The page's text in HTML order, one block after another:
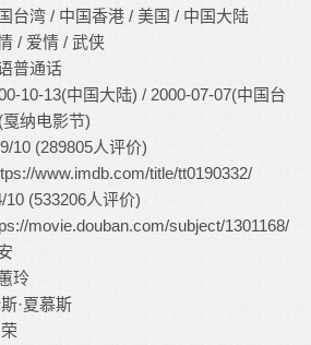
/ 中国香港 / 美国 / 中国大陆
情 / 武侠
通话
10-13(中国大陆) / 2000-07-07(中国台
纳电影节)
(289805人评价)
www.imdb.com/title/tt0190332/
(533206人评价)
movie.douban.com/subject/1301168/
玲
慕斯